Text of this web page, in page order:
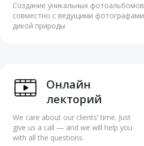
Создание уникальных фотоальбомов
совместно с ведущими фотографами
дикой природы
Онлайн
лекторий
We care about our clients’ time. Just
give us a call — and we will help you
with all the questions.